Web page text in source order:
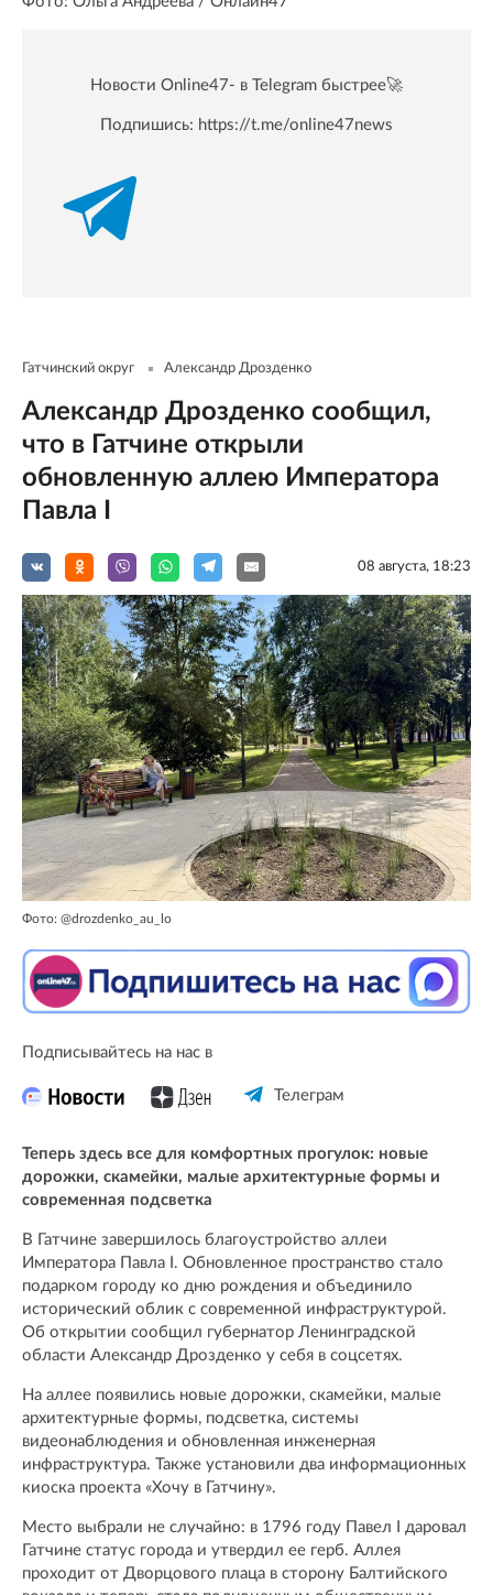
Новости Online47- в Telegram быстрее🚀
Подпишись: https://t.me/online47news
Гатчинский округ Александр Дрозденко
Александр Дрозденко сообщил,
что в Гатчине открыли
обновленную аллею Императора
Павла I
08 августа, 18:23
Фото: @drozdenko_au_lo
Подписывайтесь на нас в
Телеграм
Теперь здесь все для комфортных прогулок: новые
дорожки, скамейки, малые архитектурные формы и
современная подсветка
В Гатчине завершилось благоустройство аллеи
Императора Павла I. Обновленное пространство стало
подарком городу ко дню рождения и объединило
исторический облик с современной инфраструктурой.
Об открытии сообщил губернатор Ленинградской
области Александр Дрозденко у себя в соцсетях.
На аллее появились новые дорожки, скамейки, малые
архитектурные формы, подсветка, системы
видеонаблюдения и обновленная инженерная
инфраструктура. Также установили два информационных
киоска проекта «Хочу в Гатчину».
Место выбрали не случайно: в 1796 году Павел I даровал
Гатчине статус города и утвердил ее герб. Аллея
проходит от Дворцового плаца в сторону Балтийского